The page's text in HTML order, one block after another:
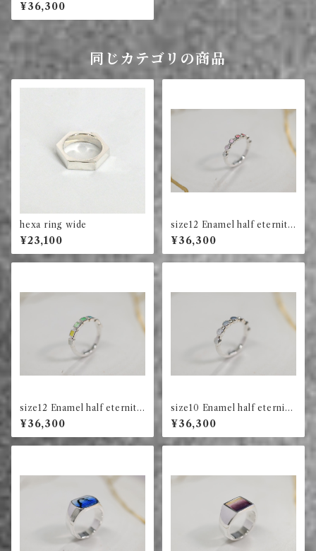
¥36,300
同じカテゴリの商品
hexa ring wide
¥23,100
size12 Enamel half eternity
ring circle (red)
¥36,300
size12 Enamel half eternity
ring square (green)
¥36,300
size10 Enamel half eternity
ring circle (ink)
¥36,300